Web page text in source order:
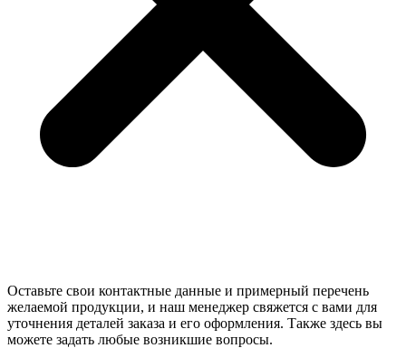
Оставьте свои контактные данные и примерный перечень
желаемой продукции, и наш менеджер свяжется с вами для
уточнения деталей заказа и его оформления. Также здесь вы
можете задать любые возникшие вопросы.